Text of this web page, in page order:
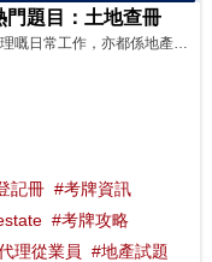
門題目：土地查冊
記冊 #考牌資訊
#考牌攻略
理從業員
#地產試題